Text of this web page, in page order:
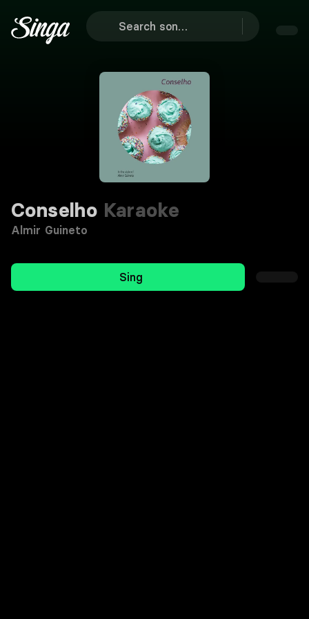
Conselho Karaoke
Almir Guineto
Sing